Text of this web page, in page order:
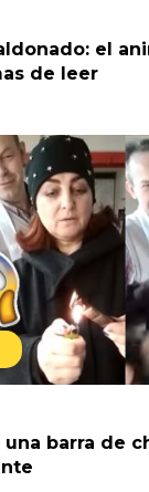
el
de leer
una barra de